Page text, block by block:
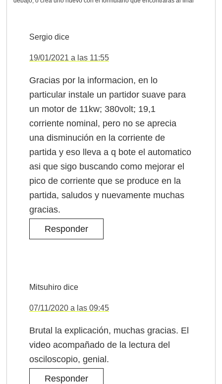
Sergio dice
19/01/2021 a las 11:55
Gracias por la informacion, en lo
particular instale un partidor suave para
un motor de 11kw; 380volt; 19,1
corriente nominal, pero no se aprecia
una disminución en la corriente de
partida y eso lleva a q bote el automatico
asi que sigo buscando como mejorar el
pico de corriente que se produce en la
partida, saludos y nuevamente muchas
gracias.
Responder
Mitsuhiro dice
07/11/2020 a las 09:45
Brutal la explicación, muchas gracias. El
video acompañado de la lectura del
osciloscopio, genial.
Responder